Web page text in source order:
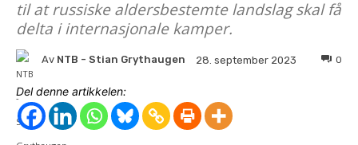
til at russiske aldersbestemte landslag skal få
delta i internasjonale kamper.
Av NTB - Stian Grythaugen 28. september 2023 0
Del denne artikkelen: